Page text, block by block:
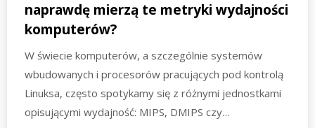
naprawdę mierzą te metryki wydajności
komputerów?
W świecie komputerów, a szczególnie systemów
wbudowanych i procesorów pracujących pod kontrolą
Linuksa, często spotykamy się z różnymi jednostkami
opisującymi wydajność: MIPS, DMIPS czy…